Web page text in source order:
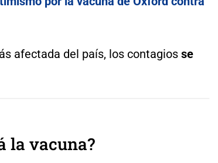
afectada del país, los contagios se
la vacuna?